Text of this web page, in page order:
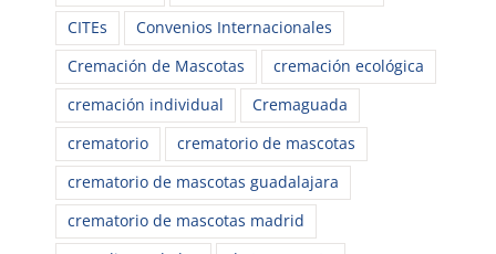
CITEs
Convenios Internacionales
Cremación de Mascotas
cremación ecológica
cremación individual
Cremaguada
crematorio
crematorio de mascotas
crematorio de mascotas guadalajara
crematorio de mascotas madrid